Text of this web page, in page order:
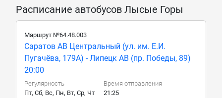
Расписание автобусов Лысые Горы
Маршрут №64.48.003
Саратов АВ Центральный (ул. им. Е.И.
Пугачёва, 179А) - Липецк АВ (пр. Победы, 89)
20:00
Регулярность
Время отправления
Пт, Сб, Вс, Пн, Вт, Ср, Чт
21:25